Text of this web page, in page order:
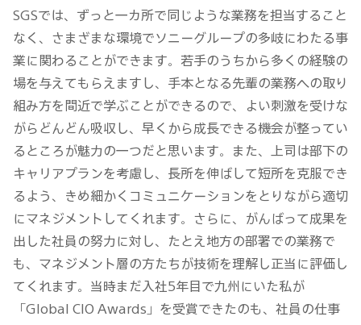
SGSでは、ずっと一カ所で同じような業務を担当すること
なく、さまざまな環境でソニーグループの多岐にわたる事
業に関わることができます。若手のうちから多くの経験の
場を与えてもらえますし、手本となる先輩の業務への取り
組み方を間近で学ぶことができるので、よい刺激を受けな
がらどんどん吸収し、早くから成長できる機会が整ってい
るところが魅力の一つだと思います。また、上司は部下の
キャリアプランを考慮し、長所を伸ばして短所を克服でき
るよう、きめ細かくコミュニケーションをとりながら適切
にマネジメントしてくれます。さらに、がんばって成果を
出した社員の努力に対し、たとえ地方の部署での業務で
も、マネジメント層の方たちが技術を理解し正当に評価し
てくれます。当時まだ入社5年目で九州にいた私が
「Global CIO Awards」を受賞できたのも、社員の仕事